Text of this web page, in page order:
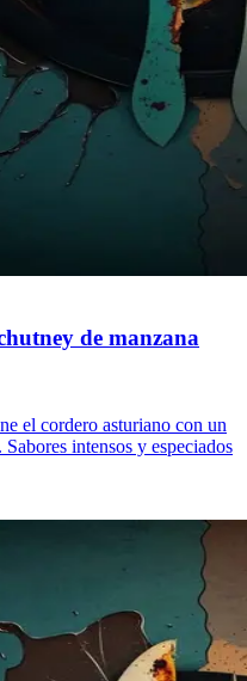
de manzana
el cordero asturiano con un
intensos y especiados